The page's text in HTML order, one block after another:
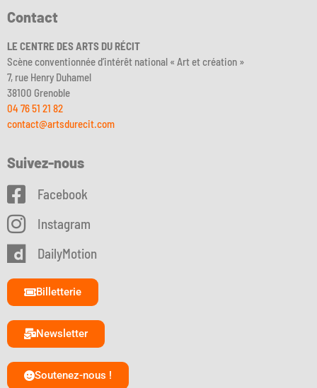
Contact
LE CENTRE DES ARTS DU RÉCIT
Scène conventionnée d’intérêt national « Art et création »
7, rue Henry Duhamel
38100 Grenoble
04 76 51 21 82
contact@artsdurecit.com
Suivez-nous
Facebook
Instagram
DailyMotion
Billetterie
Newsletter
Soutenez-nous !